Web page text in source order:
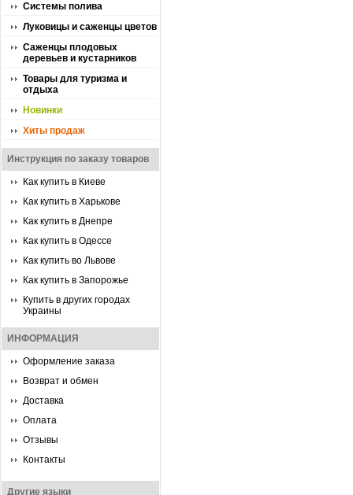
Системы полива
Луковицы и саженцы цветов
Саженцы плодовых
деревьев и кустарников
Товары для туризма и
отдыха
Новинки
Хиты продаж
Инструкция по заказу товаров
Как купить в Киеве
Как купить в Харькове
Как купить в Днепре
Как купить в Одессе
Как купить во Львове
Как купить в Запорожье
Купить в других городах
Украины
ИНФОРМАЦИЯ
Оформление заказа
Возврат и обмен
Доставка
Оплата
Отзывы
Контакты
Другие языки